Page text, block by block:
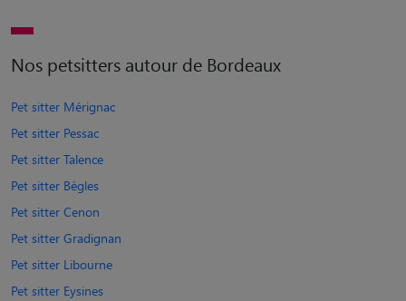
Nos petsitters autour de Bordeaux
Pet sitter Mérignac
Pet sitter Pessac
Pet sitter Talence
Pet sitter Bègles
Pet sitter Cenon
Pet sitter Gradignan
Pet sitter Libourne
Pet sitter Eysines